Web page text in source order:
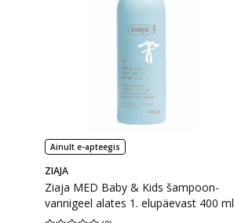
Ainult e-apteegis
ZIAJA
Ziaja MED Baby & Kids šampoon-
vannigeel alates 1. elupäevast 400 ml